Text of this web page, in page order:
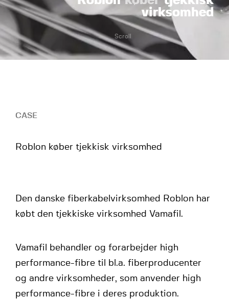
virksomhed
Scroll
CASE
Roblon køber tjekkisk virksomhed
Den danske fiberkabelvirksomhed Roblon har
købt den tjekkiske virksomhed Vamafil.
Vamafil behandler og forarbejder high
performance-fibre til bl.a. fiberproducenter
og andre virksomheder, som anvender high
performance-fibre i deres produktion.